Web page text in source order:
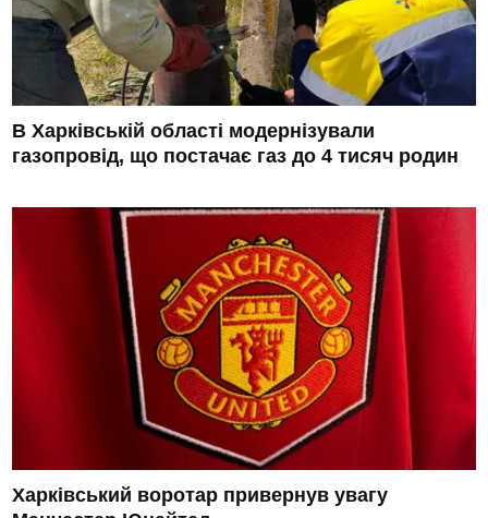
В Харківській області модернізували
газопровід, що постачає газ до 4 тисяч родин
Харківський воротар привернув увагу